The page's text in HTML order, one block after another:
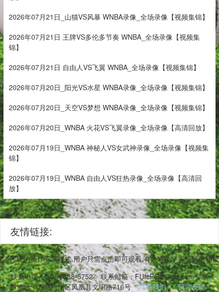
2026年07月21日_山猫VS风暴 WNBA录像_全场录像【视频集锦】
2026年07月21日 王牌VS多伦多节奏 WNBA_全场录像【视频集
锦】
2026年07月21日 自由人VS飞翼 WNBA_全场录像【视频集锦】
2026年07月20日_阳光VS水星 WNBA录像_全场录像【视频集锦】
2026年07月20日_天空VS梦想 WNBA录像_全场录像【视频集锦】
2026年07月20日_WNBA 火花VS飞翼录像_全场录像【高清回放】
2026年07月19日_WNBA 神秘人VS女武神录像_全场录像【视频集
锦】
2026年07月19日_WNBA 自由人VS狂热录像_全场录像【高清回
放】
友情链接:
统的插件安装模式,用户只需点击即可观看,有效避免了安全隐
联系电话：176-0838-5752
联系邮箱：FUfcPGC@qq.com
联
系地址：西藏自治区凤凰县文明路716号
联系我们
留言反馈